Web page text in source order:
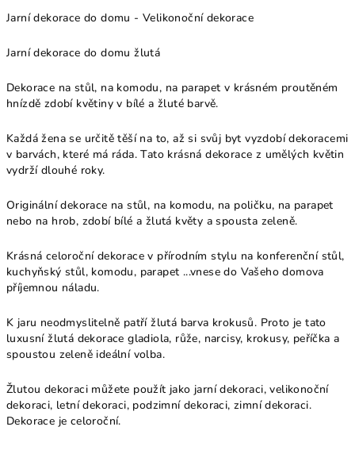
Jarní dekorace do domu - Velikonoční dekorace
Jarní dekorace do domu žlutá
Dekorace na stůl, na komodu, na parapet v krásném proutěném
hnízdě zdobí květiny v bílé a žluté barvě.
Každá žena se určitě těší na to, až si svůj byt vyzdobí dekoracemi
v barvách, které má ráda. Tato krásná dekorace z umělých květin
vydrží dlouhé roky.
Originální dekorace na stůl, na komodu, na poličku, na parapet
nebo na hrob, zdobí bílé a žlutá květy a spousta zeleně.
Krásná celoroční dekorace v přírodním stylu na konferenční stůl,
kuchyňský stůl, komodu, parapet ...vnese do Vašeho domova
příjemnou náladu.
K jaru neodmyslitelně patří žlutá barva krokusů. Proto je tato
luxusní žlutá dekorace gladiola, růže, narcisy, krokusy, peříčka a
spoustou zeleně ideální volba.
Žlutou dekoraci můžete použít jako jarní dekoraci, velikonoční
dekoraci, letní dekoraci, podzimní dekoraci, zimní dekoraci.
Dekorace je celoroční.